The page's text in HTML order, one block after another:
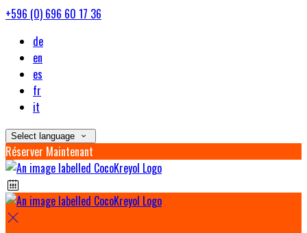
+596 (0) 696 60 17 36
de
en
es
fr
it
Select language
Réserver Maintenant